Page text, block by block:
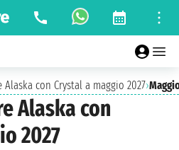
con Crystal a maggio 2027›
Alaska con
2027